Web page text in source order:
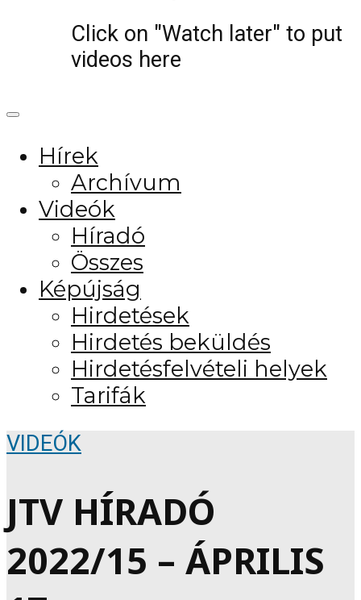
Click on "Watch later" to put
videos here
Hírek
Archívum
Videók
Híradó
Összes
Képújság
Hirdetések
Hirdetés beküldés
Hirdetésfelvételi helyek
Tarifák
VIDEÓK
JTV HÍRADÓ
2022/15 – ÁPRILIS